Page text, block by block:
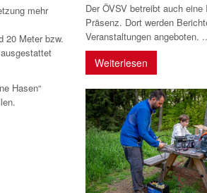
mehr
20 Meter bzw.
Hasen“
Der ÖVSV betreibt auch eine
Präsenz. Dort werden
Veranstaltungen angeboten.
Weiterlesen